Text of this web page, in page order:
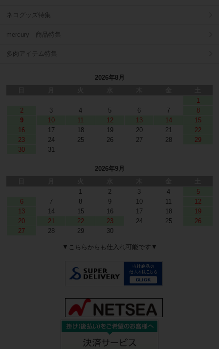
ネコグッズ特集
mercury 商品特集
多肉アイテム特集
2026年8月
1
2
3 4 5 6 7
8
9
10 11 12 13 14
15
16
17 18 19 20 21
22
23
24 25 26 27 28
29
30
31
2026年9月
1
2 3 4
5
6
7 8 9 10 11
12
13
14 15 16 17 18
19
20
21 22 23 24 25
26
27
28 29 30
▼こちらからも仕入れ可能です▼